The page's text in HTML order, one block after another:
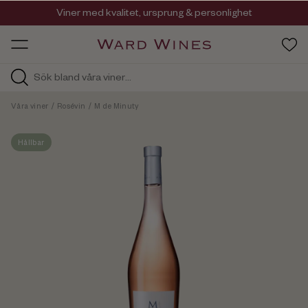
HOS
Viner med kvalitet, ursprung & personlighet
Så går det till när du handlar våra viner.
Hållbar
Våra viner / Rosévin / M de Minuty